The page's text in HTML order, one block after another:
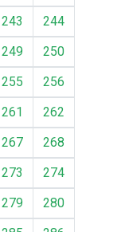
243
244
249
250
255
256
261
262
267
268
273
274
279
280